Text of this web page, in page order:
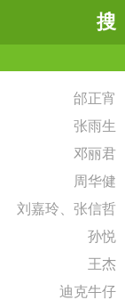
搜
邰正宵
张雨生
邓丽君
周华健
刘嘉玲、张信哲
孙悦
王杰
迪克牛仔